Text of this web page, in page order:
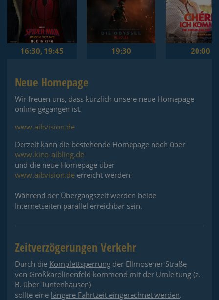
16:30, 19:45 19:30 20:00
Neue Homepage
Wir freuen uns, dass kürzlich unsere neue Homepage
online gegangen ist.
www.aibvision.de
Derzeit kann die bestehende Homepage noch über
www.kino-aibling.de
und die neue Homepage über
www.aibvision.de erreicht werden!
Während der Übergangszeit werden beide
Internetseiten parallel erreichbar sein.
Zeitverzögerungen Verkehr
Durch die Komplettsperrung der Ellmosener Straße
von Großkarolinenfeld kommend mit der Umleitung (z.
B. über Tuntenhausen)
sollte eine längere Fahrtzeit eingerechnet werden.